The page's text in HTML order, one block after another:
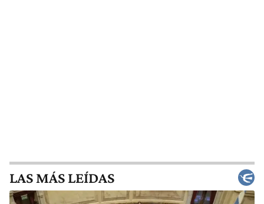
LAS MÁS LEÍDAS